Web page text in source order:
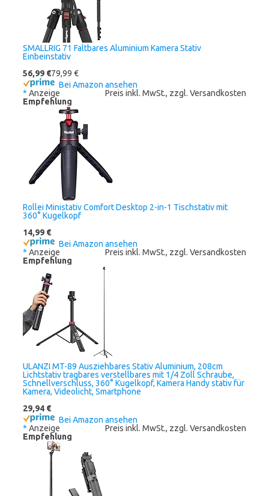
SMALLRIG 71 Faltbares Aluminium Kamera Stativ
Einbeinstativ
56,99 €79,99 €
Bei Amazon ansehen
* Anzeige
Preis inkl. MwSt., zzgl. Versandkosten
Empfehlung
Rollei Ministativ Comfort Desktop 2-in-1 Tischstativ mit
360° Kugelkopf
14,99 €
Bei Amazon ansehen
* Anzeige
Preis inkl. MwSt., zzgl. Versandkosten
Empfehlung
ULANZI MT-89 Ausziehbares Stativ Aluminium, 208cm
Lichtstativ tragbares verstellbares mit 1/4 Zoll Schraube,
Schnellverschluss, 360° Kugelkopf, Kamera Handy stativ für
Kamera, Videolicht, Smartphone
29,94 €
Bei Amazon ansehen
* Anzeige
Preis inkl. MwSt., zzgl. Versandkosten
Empfehlung